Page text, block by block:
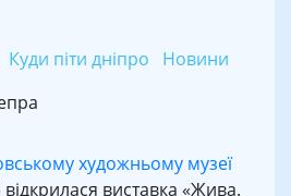
Куди піти дніпро
Новини
художньому музеї
виставка «Жива.